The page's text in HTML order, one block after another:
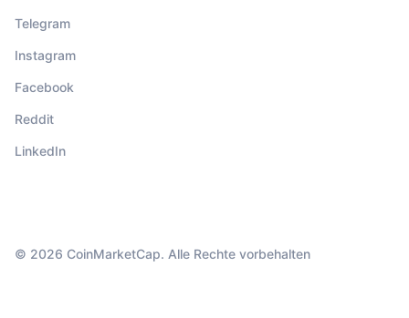
Telegram
Instagram
Facebook
Reddit
LinkedIn
© 2026 CoinMarketCap. Alle Rechte vorbehalten